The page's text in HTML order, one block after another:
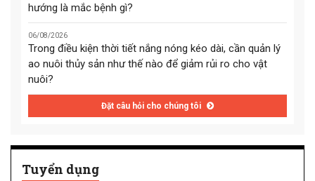
hướng là mắc bệnh gì?
06/08/2026
Trong điều kiện thời tiết nắng nóng kéo dài, cần quản lý
ao nuôi thủy sản như thế nào để giảm rủi ro cho vật
nuôi?
Đặt câu hỏi cho chúng tôi
Tuyển dụng